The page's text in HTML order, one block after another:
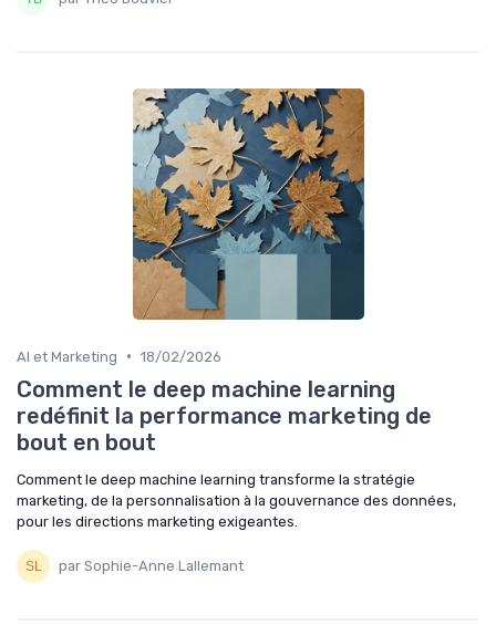
AI et Marketing • 18/02/2026
Comment le deep machine learning
redéfinit la performance marketing de
bout en bout
Comment le deep machine learning transforme la stratégie
marketing, de la personnalisation à la gouvernance des données,
pour les directions marketing exigeantes.
par Sophie-Anne Lallemant